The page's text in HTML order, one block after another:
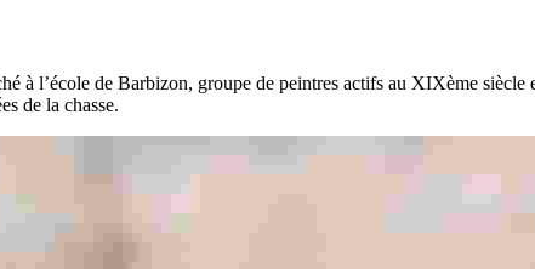
à l’école de Barbizon, groupe de peintres actifs au XIXème
de la chasse.